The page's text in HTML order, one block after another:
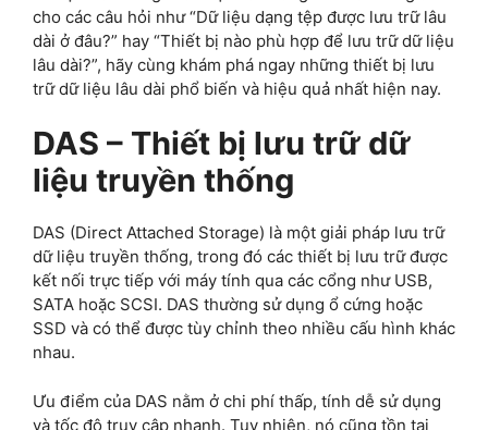
cho các câu hỏi như “Dữ liệu dạng tệp được lưu trữ lâu
dài ở đâu?” hay “Thiết bị nào phù hợp để lưu trữ dữ liệu
lâu dài?”, hãy cùng khám phá ngay những thiết bị lưu
trữ dữ liệu lâu dài phổ biến và hiệu quả nhất hiện nay.
DAS – Thiết bị lưu trữ dữ
liệu truyền thống
DAS (Direct Attached Storage) là một giải pháp lưu trữ
dữ liệu truyền thống, trong đó các thiết bị lưu trữ được
kết nối trực tiếp với máy tính qua các cổng như USB,
SATA hoặc SCSI. DAS thường sử dụng ổ cứng hoặc
SSD và có thể được tùy chỉnh theo nhiều cấu hình khác
nhau.
Ưu điểm của DAS nằm ở chi phí thấp, tính dễ sử dụng
và tốc độ truy cập nhanh. Tuy nhiên, nó cũng tồn tại